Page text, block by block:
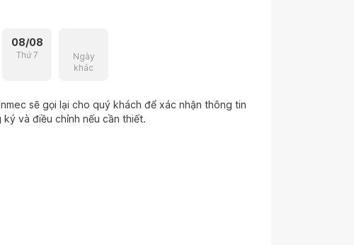
08/08
Thứ 7
Ngày
khác
sẽ gọi lại cho quý khách để xác nhận thông tin
và điều chỉnh nếu cần thiết.